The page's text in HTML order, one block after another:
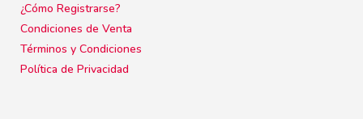
¿Cómo Registrarse?
Condiciones de Venta
Términos y Condiciones
Política de Privacidad